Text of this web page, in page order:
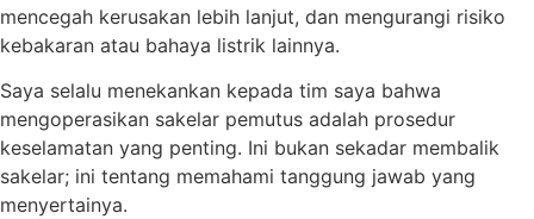
mencegah kerusakan lebih lanjut, dan mengurangi risiko
kebakaran atau bahaya listrik lainnya.
Saya selalu menekankan kepada tim saya bahwa
mengoperasikan sakelar pemutus adalah prosedur
keselamatan yang penting. Ini bukan sekadar membalik
sakelar; ini tentang memahami tanggung jawab yang
menyertainya.